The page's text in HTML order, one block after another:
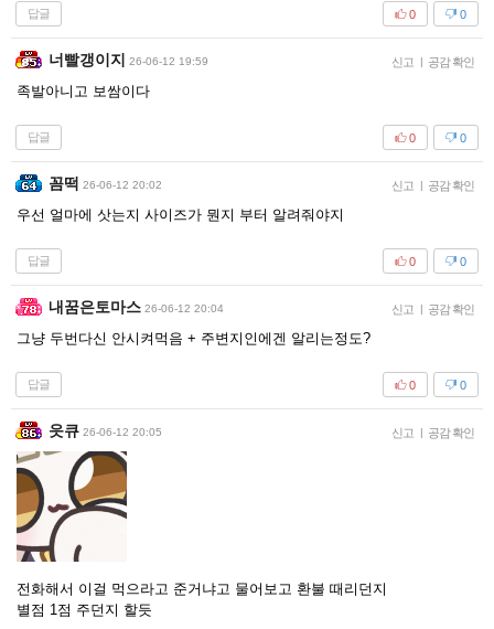
답글 0
0
너빨갱이지 26-06-12 19:59 신고 | 공감 확인
족발아니고 보쌈이다
답글 0
0
꼼떡 26-06-12 20:02 신고 | 공감 확인
우선 얼마에 삿는지 사이즈가 뭔지 부터 알려줘야지
답글 0
0
내꿈은토마스 26-06-12 20:04 신고 | 공감 확인
그냥 두번다신 안시켜먹음 + 주변지인에겐 알리는정도?
답글 0
0
읏큐 26-06-12 20:05 신고 | 공감 확인
전화해서 이걸 먹으라고 준거냐고 물어보고 환불 때리던지
별점 1점 주던지 할듯